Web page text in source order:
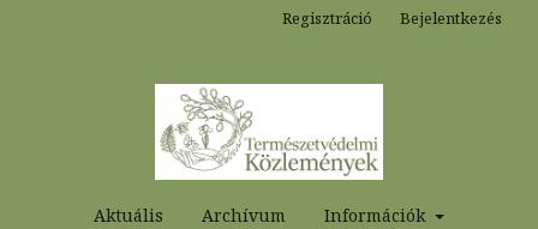
Aktuális Archívum Információk
Regisztráció Bejelentkezés